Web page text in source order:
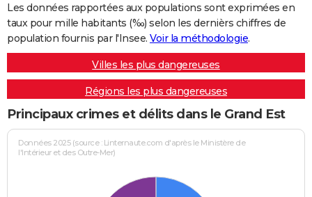
Les données rapportées aux populations sont exprimées en
taux pour mille habitants (‰) selon les dernièrs chiffres de
population fournis par l'Insee. Voir la méthodologie.
Villes les plus dangereuses
Régions les plus dangereuses
Principaux crimes et délits dans le Grand Est
Données 2025 (source : Linternaute.com d'après le Ministère de
l'Intérieur et des Outre-Mer)